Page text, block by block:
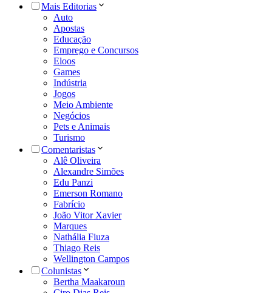
Mais Editorias
Auto
Apostas
Educação
Emprego e Concursos
Eloos
Games
Indústria
Jogos
Meio Ambiente
Negócios
Pets e Animais
Turismo
Comentaristas
Alê Oliveira
Alexandre Simões
Edu Panzi
Emerson Romano
Fabrício
João Vitor Xavier
Marques
Nathália Fiuza
Thiago Reis
Wellington Campos
Colunistas
Bertha Maakaroun